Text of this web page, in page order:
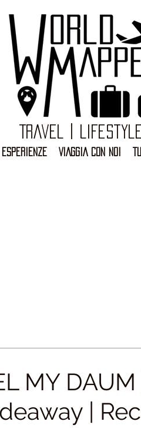
Travel | Lifestyle
ESPERIENZE VIAGGIA CON NOI
MY
|